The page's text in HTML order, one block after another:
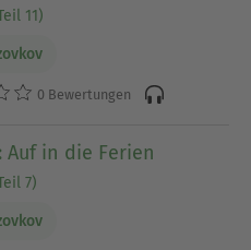
11)
0 Bewertungen
Auf in die Ferien
7)